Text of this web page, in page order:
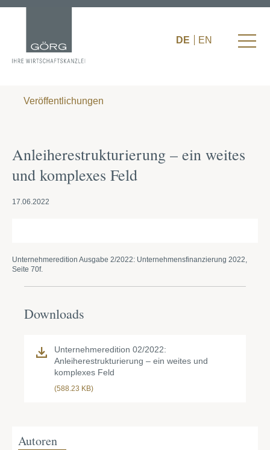
DE EN
Veröffentlichungen
Anleiherestrukturierung – ein weites
und komplexes Feld
17.06.2022
Unternehmeredition Ausgabe 2/2022: Unternehmensfinanzierung 2022,
Seite 70f.
Downloads
Unternehmeredition 02/2022:
Anleiherestrukturierung – ein weites und
komplexes Feld
(588.23 KB)
Autoren